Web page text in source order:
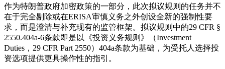
作为特朗普政府加密政策的一部分，此次拟议规则的任务并不
在于完全剔除或在ERISA审慎义务之外创设全新的强制性要
求，而是澄清与补充现有的监管框架。拟议规则中的29 CFR §
2550.404a-6条款即是以《投资义务规则》（Investment
Duties，29 CFR Part 2550）404a条款为基础，为受托人选择投
资选项提供更具操作性的指引。